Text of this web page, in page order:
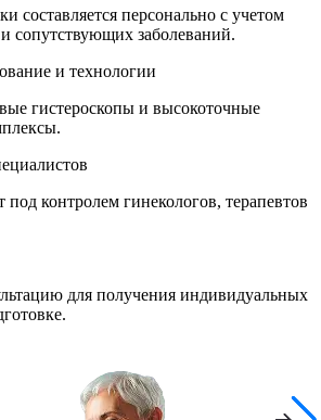
составляется персонально с учетом
сопутствующих заболеваний.
и технологии
гистероскопы и высокоточные
под контролем гинекологов, терапевтов
для получения индивидуальных